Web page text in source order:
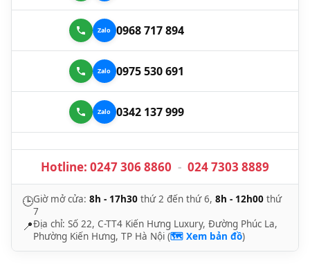
0968 717 894
0975 530 691
0342 137 999
Hotline: 0247 306 8860 - 024 7303 8889
🕒Giờ mở cửa: 8h - 17h30 thứ 2 đến thứ 6, 8h - 12h00 thứ
7
📍Địa chỉ: Số 22, C-TT4 Kiến Hưng Luxury, Đường Phúc La,
Phường Kiến Hưng, TP Hà Nội (🗺️ Xem bản đồ)